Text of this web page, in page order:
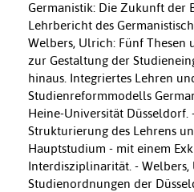
Germanistik: Die Zukunft der
Lehrbericht des
Welbers, Ulrich: Fünf Thesen
zur Gestaltung der
hinaus. Integriertes Lehren
Studienreformmodells
Heine-Universität Düsseldorf.
Strukturierung des Lehrens
Hauptstudium - mit einem
Interdisziplinarität. - Welbers,
Studienordnungen der